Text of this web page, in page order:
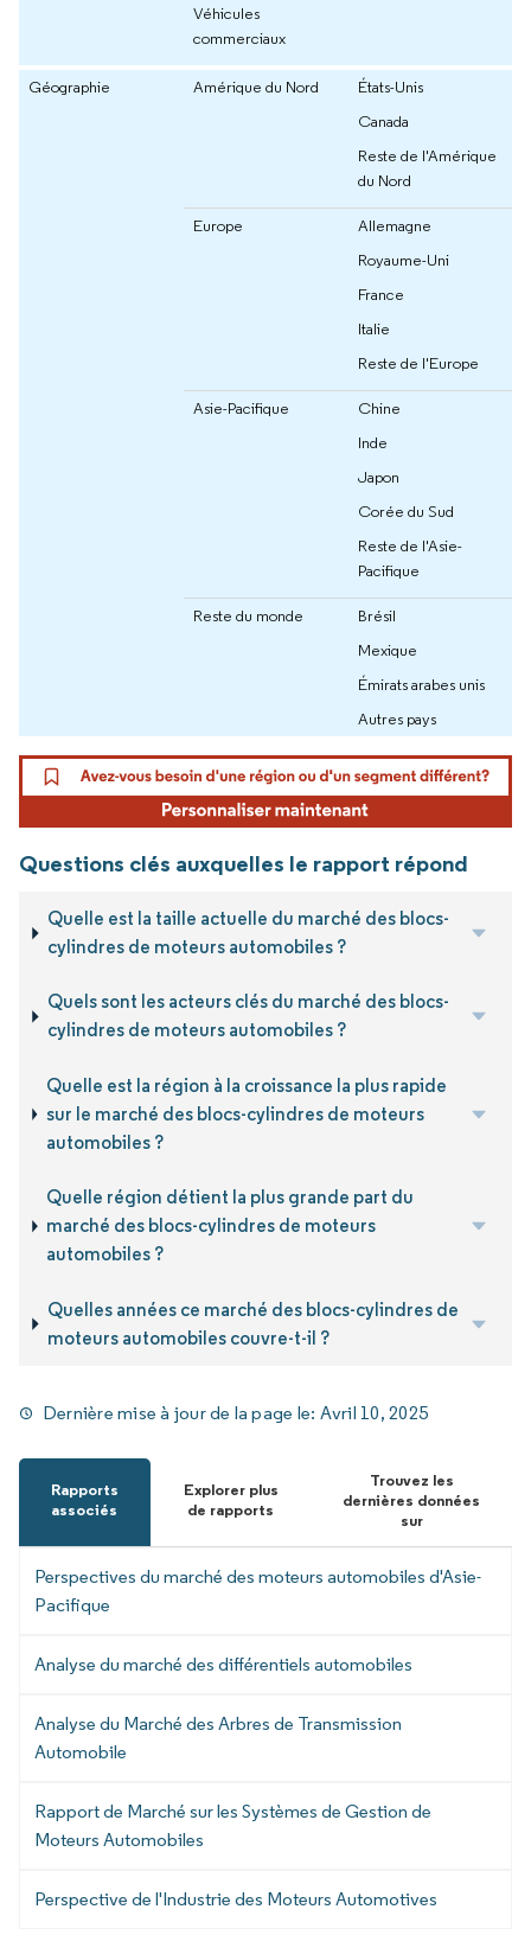
Véhicules
commerciaux
Géographie Amérique du Nord
États-Unis
Canada
Reste de l'Amérique
du Nord
Europe
Allemagne
Royaume-Uni
France
Italie
Reste de l'Europe
Asie-Pacifique
Chine
Inde
Japon
Corée du Sud
Reste de l'Asie-
Pacifique
Reste du monde
Brésil
Mexique
Émirats arabes unis
Autres pays
Questions clés auxquelles le rapport répond
Quelle est la taille actuelle du marché des blocs-
cylindres de moteurs automobiles ?
Quels sont les acteurs clés du marché des blocs-
cylindres de moteurs automobiles ?
Quelle est la région à la croissance la plus rapide
sur le marché des blocs-cylindres de moteurs
automobiles ?
Quelle région détient la plus grande part du
marché des blocs-cylindres de moteurs
automobiles ?
Quelles années ce marché des blocs-cylindres de
moteurs automobiles couvre-t-il ?
Dernière mise à jour de la page le: Avril 10, 2025
Rapports
associés
Explorer plus
de rapports
Trouvez les
dernières données
sur
Perspectives du marché des moteurs automobiles d'Asie-
Pacifique
Analyse du marché des différentiels automobiles
Analyse du Marché des Arbres de Transmission
Automobile
Rapport de Marché sur les Systèmes de Gestion de
Moteurs Automobiles
Perspective de l'Industrie des Moteurs Automotives